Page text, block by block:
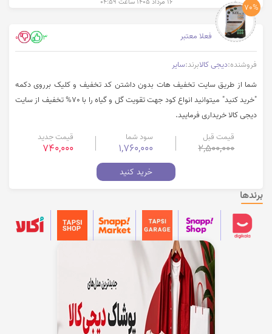
۱۶ مرداد ۱۴۰۵ ساعت ۰۴:۵۹
70%
فعلا معتبر 3
0
فروشنده:دیجی کالابرند:سایر
شما از طریق سایت تخفیف هات بدون داشتن کد تخفیف و کلیک برروی دکمه
"خرید کنید" میتوانید انواع کود جهت تقویت گل و گیاه را با 70% تخفیف از سایت
دیجی کالا خریداری فرمایید.
قیمت قبل
2,500,000
سود شما
1,760,000
قیمت جدید
740,000
خرید کنید
برندها